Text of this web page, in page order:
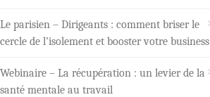
Le parisien – Dirigeants : comment briser le
cercle de l’isolement et booster votre business
Webinaire – La récupération : un levier de la
santé mentale au travail